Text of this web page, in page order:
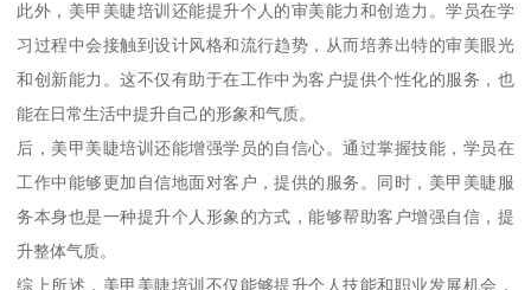
此外，美甲美睫培训还能提升个人的审美能力和创造力。学员在学
习过程中会接触到设计风格和流行趋势，从而培养出特的审美眼光
和创新能力。这不仅有助于在工作中为客户提供个性化的服务，也
能在日常生活中提升自己的形象和气质。
后，美甲美睫培训还能增强学员的自信心。通过掌握技能，学员在
工作中能够更加自信地面对客户，提供的服务。同时，美甲美睫服
务本身也是一种提升个人形象的方式，能够帮助客户增强自信，提
升整体气质。
综上所述，美甲美睫培训不仅能够提升个人技能和职业发展机会，